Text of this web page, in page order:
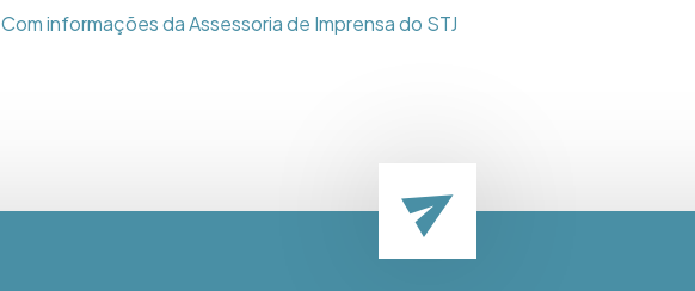
Com informações da Assessoria de Imprensa do STJ